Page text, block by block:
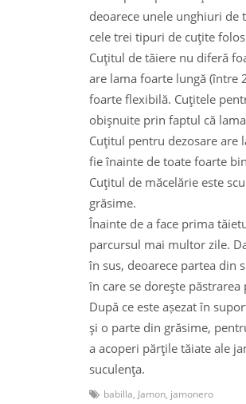
deoarece unele unghiuri de
cele trei tipuri de cuţite
Cuţitul de tăiere nu diferă
are lama foarte lungă (între
foarte flexibilă. Cuţitele
obişnuite prin faptul că
Cuţitul pentru dezosare are
fie înainte de toate foarte
Cuţitul de măcelărie este
grăsime.
Înainte de a face prima
parcursul mai multor zile.
în sus, deoarece partea din
în care se doreşte
După ce este așezat în
şi o parte din grăsime,
a acoperi părţile tăiate ale
suculenţa.
babilla, Jamon, jamonero